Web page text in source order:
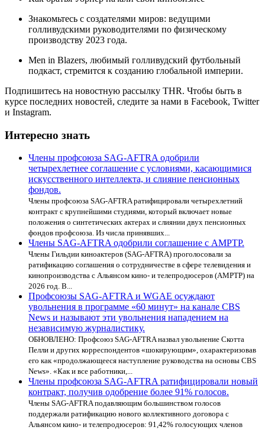
Знакомьтесь с создателями миров: ведущими
голливудскими руководителями по физическому
производству 2023 года.
Men in Blazers, любимый голливудский футбольный
подкаст, стремится к созданию глобальной империи.
Подпишитесь на новостную рассылку THR. Чтобы быть в
курсе последних новостей, следите за нами в Facebook, Twitter
и Instagram.
Интересно знать
Члены профсоюза SAG-AFTRA одобрили
четырехлетнее соглашение с условиями, касающимися
искусственного интеллекта, и слияние пенсионных
фондов.
Члены профсоюза SAG-AFTRA ратифицировали четырехлетний
контракт с крупнейшими студиями, который включает новые
положения о синтетических актерах и слиянии двух пенсионных
фондов профсоюза. Из числа принявших...
Члены SAG-AFTRA одобрили соглашение с AMPTP.
Члены Гильдии киноактеров (SAG-AFTRA) проголосовали за
ратификацию соглашения о сотрудничестве в сфере телевидения и
кинопроизводства с Альянсом кино- и телепродюсеров (AMPTP) на
2026 год. В...
Профсоюзы SAG-AFTRA и WGAE осуждают
увольнения в программе «60 минут» на канале CBS
News и называют эти увольнения нападением на
независимую журналистику.
ОБНОВЛЕНО: Профсоюз SAG-AFTRA назвал увольнение Скотта
Пелли и других корреспондентов «шокирующим», охарактеризовав
его как «продолжающееся наступление руководства на основы CBS
News». «Как и все работники,...
Члены профсоюза SAG-AFTRA ратифицировали новый
контракт, получив одобрение более 91% голосов.
Члены SAG-AFTRA подавляющим большинством голосов
поддержали ратификацию нового коллективного договора с
Альянсом кино- и телепродюсеров: 91,42% голосующих членов